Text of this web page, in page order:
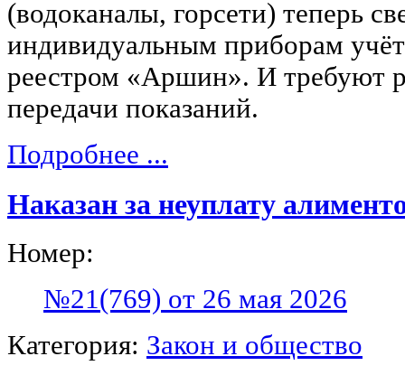
(водоканалы, горсети) теперь
индивидуальным приборам
реестром «Аршин». И требуют
передачи показаний.
Подробнее ...
Наказан за неуплату
Номер:
№21(769) от 26 мая 2026
Категория: Закон и общество